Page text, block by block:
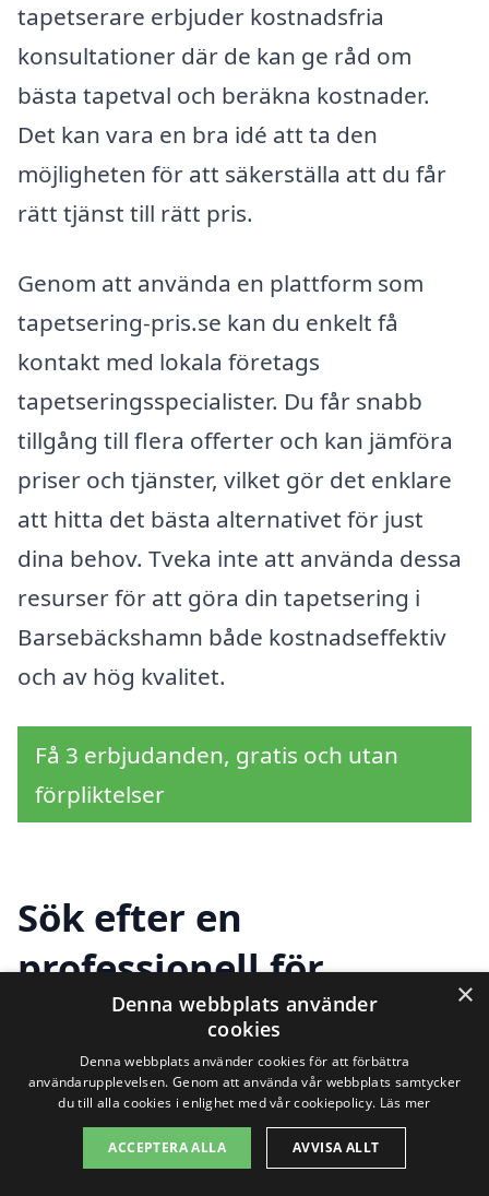
tapetserare erbjuder kostnadsfria
konsultationer där de kan ge råd om
bästa tapetval och beräkna kostnader.
Det kan vara en bra idé att ta den
möjligheten för att säkerställa att du får
rätt tjänst till rätt pris.
Genom att använda en plattform som
tapetsering-pris.se kan du enkelt få
kontakt med lokala företags
tapetseringsspecialister. Du får snabb
tillgång till flera offerter och kan jämföra
priser och tjänster, vilket gör det enklare
att hitta det bästa alternativet för just
dina behov. Tveka inte att använda dessa
resurser för att göra din tapetsering i
Barsebäckshamn både kostnadseffektiv
och av hög kvalitet.
Få 3 erbjudanden, gratis och utan
förpliktelser
Sök efter en
professionell för
tapetsering i andra
städer nära
Barsebäckshamn
×
Denna webbplats använder
cookies
Denna webbplats använder cookies för att förbättra
användarupplevelsen. Genom att använda vår webbplats samtycker
du till alla cookies i enlighet med vår cookiepolicy. Läs mer
ACCEPTERA ALLA AVVISA ALLT